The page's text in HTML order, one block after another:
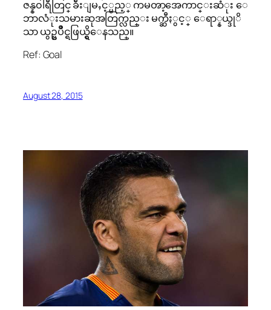
ဇန္န၀ါရီတြင္ ခ်ီးျမႇင့္မည့္ ကမၻာ့အေကာင္းဆံုး ေ
ဘာလံုးသမားဆုအတြက္လည္း မက္ဆီႏွင့္ ေရာ္နယ္ဒုိ
သာ ယွဥ္ၿပိဳင္ရဖြယ္ရွိေနသည္။
Ref: Goal
August 28, 2015